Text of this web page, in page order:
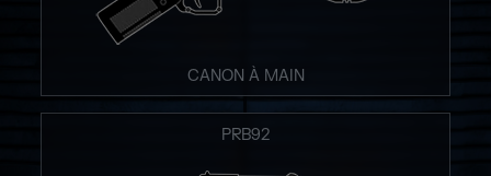
CANON À MAIN
PRB92